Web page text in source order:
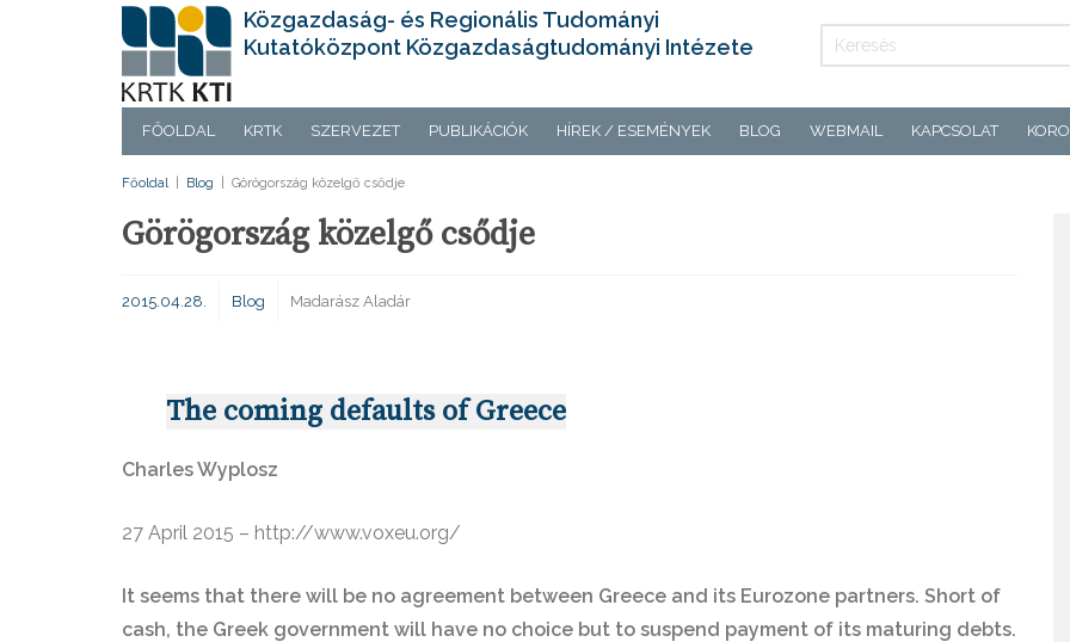
Közgazdaság- és Regionális Tudományi
Kutatóközpont Közgazdaságtudományi Intézete
FŐOLDAL KRTK SZERVEZET PUBLIKÁCIÓK HÍREK / ESEMÉNYEK BLOG WEBMAIL KAPCSOLAT
Főoldal Blog Görögország közelgő csődje
Görögország közelgő csődje
2015.04.28. Blog Madarász Aladár
The coming defaults of Greece
Charles Wyplosz
27 April 2015 – http://www.voxeu.org/
It seems that there will be no agreement between Greece and its Eurozone partners. Short of
cash, the Greek government will have no choice but to suspend payment of its maturing debts.